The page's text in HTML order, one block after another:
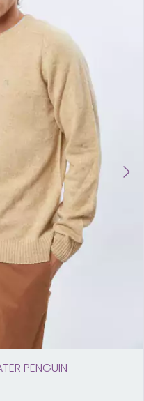
PENGUIN